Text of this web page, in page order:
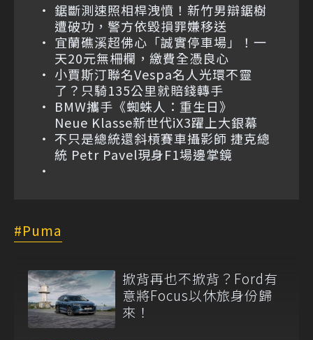
鋸斷測速照相桿洩憤！新竹男辯鋸樹
遭破功，警方依毀損罪嫌移送
宜蘭礁溪超佛心「誠實停車場」！一
天20元無柵欄，繳費全憑良心
小賈斯汀聯名Vespa名人光環不靈
了？只騎135公里就賠錢轉手
BMW攜手《蜘蛛人：重生日》
Neue Klasse新世代iX3躍上大銀幕
不只是總統還斜槓賽車攝影師 捷克總
統 Petr Pavel現身F1場邊掌鏡
Puma
掀背再也不掀背？Ford有
意將Focus以休旅身份歸
來！